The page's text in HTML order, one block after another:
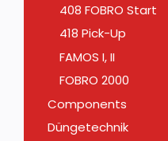
408 FOBRO Start
418 Pick-Up
FAMOS I, II
FOBRO 2000
Components
Düngetechnik